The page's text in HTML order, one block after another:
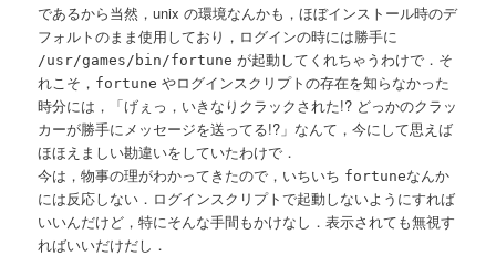
であるから当然，unix の環境なんかも，ほぼインストール時のデ
フォルトのまま使用しており，ログインの時には勝手に
/usr/games/bin/fortune が起動してくれちゃうわけで．そ
れこそ， fortune やログインスクリプトの存在を知らなかった
時分には，「げぇっ，いきなりクラックされた!? どっかのクラッ
カーが勝手にメッセージを送ってる!?」なんて，今にして思えば
ほほえましい勘違いをしていたわけで．
今は，物事の理がわかってきたので，いちいち fortuneなんか
には反応しない．ログインスクリプトで起動しないようにすれば
いいんだけど，特にそんな手間もかけなし．表示されても無視す
ればいいだけだし．